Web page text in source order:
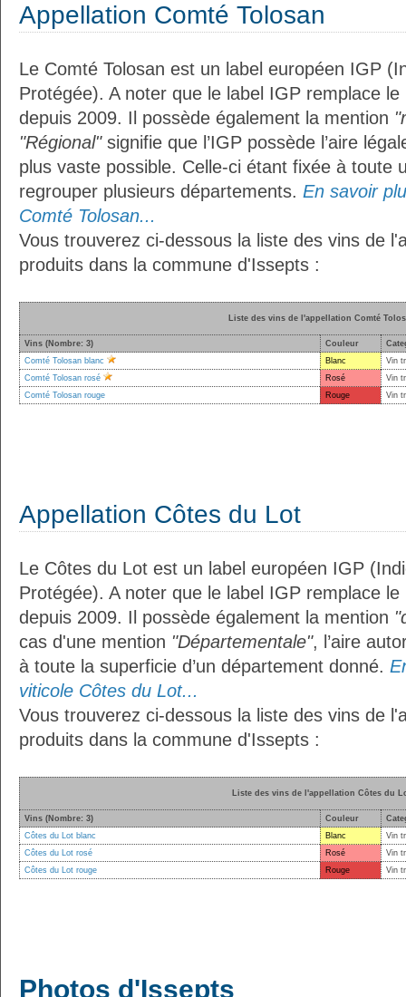
Appellation Comté Tolosan
Le Comté Tolosan est un label européen IGP
Protégée). A noter que le label IGP remplace
depuis 2009. Il possède également la mention
"Régional"signifie que l’IGP possède l’aire
plus vaste possible. Celle-ci étant fixée à toute
regrouper plusieurs départements. En savoir
Comté Tolosan...
Vous trouverez ci-dessous la liste des vins de
produits dans la commune d'Issepts :
Liste des vins de l'appellation Comté
Vins (Nombre: 3) Couleur
Comté Tolosan blanc
Blanc
Vin
Comté Tolosan rosé
Rosé
Vin
Comté Tolosan rouge
Rouge Vin
Appellation Côtes du Lot
Le Côtes du Lot est un label européen IGP
Protégée). A noter que le label IGP remplace
depuis 2009. Il possède également la mention
cas d'une mention "Départementale", l’aire
à toute la superficie d’un département donné.
viticole Côtes du Lot...
Vous trouverez ci-dessous la liste des vins de
produits dans la commune d'Issepts :
Liste des vins de l'appellation Côtes du
Vins (Nombre: 3) Couleur
Côtes du Lot blanc
Blanc
Vin
Côtes du Lot rosé
Rosé
Vin
Côtes du Lot rouge
Rouge Vin
Photos d'Issepts